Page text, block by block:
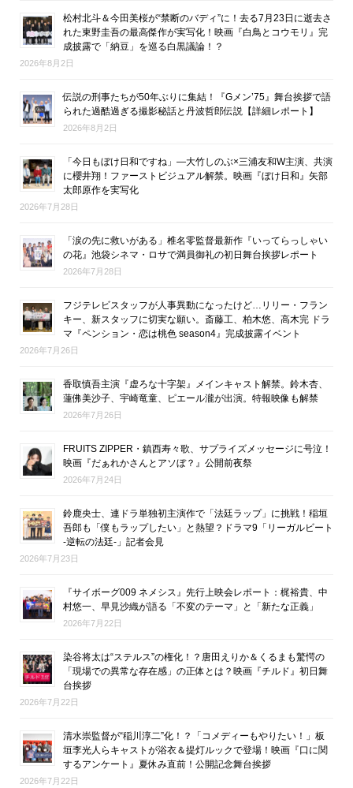
松村北斗＆今田美桜が“禁断のバディ”に！去る7月23日に逝去さ
れた東野圭吾の最高傑作が実写化！映画『白鳥とコウモリ』完
成披露で「納豆」を巡る白黒議論！？
2026年8月2日
伝説の刑事たちが50年ぶりに集結！『Gメン’75』舞台挨拶で語
られた過酷過ぎる撮影秘話と丹波哲郎伝説【詳細レポート】
2026年8月2日
「今日もぼけ日和ですね」―大竹しのぶ×三浦友和W主演、共演
に櫻井翔！ファーストビジュアル解禁。映画『ぼけ日和』矢部
太郎原作を実写化
2026年7月28日
「涙の先に救いがある」椎名零監督最新作『いってらっしゃい
の花』池袋シネマ・ロサで満員御礼の初日舞台挨拶レポート
2026年7月28日
フジテレビスタッフが人事異動になったけど…リリー・フラン
キー、新スタッフに切実な願い。斎藤工、柏木悠、高木完 ドラ
マ『ペンション・恋は桃色 season4』完成披露イベント
2026年7月26日
香取慎吾主演『虚ろな十字架』メインキャスト解禁。鈴木杏、
蓮佛美沙子、宇崎竜童、ピエール瀧が出演。特報映像も解禁
2026年7月26日
FRUITS ZIPPER・鎮西寿々歌、サプライズメッセージに号泣！
映画『だぁれかさんとアソぼ？』公開前夜祭
2026年7月24日
鈴鹿央士、連ドラ単独初主演作で「法廷ラップ」に挑戦！稲垣
吾郎も「僕もラップしたい」と熱望？ドラマ9「リーガルビート
-逆転の法廷-」記者会見
2026年7月23日
『サイボーグ009 ネメシス』先行上映会レポート：梶裕貴、中
村悠一、早見沙織が語る「不変のテーマ」と「新たな正義」
2026年7月22日
染谷将太は“ステルス”の権化！？唐田えりか＆くるまも驚愕の
「現場での異常な存在感」の正体とは？映画『チルド』初日舞
台挨拶
2026年7月22日
清水崇監督が“稲川淳二”化！？「コメディーもやりたい！」板
垣李光人らキャストが浴衣＆提灯ルックで登場！映画『口に関
するアンケート』夏休み直前！公開記念舞台挨拶
2026年7月22日